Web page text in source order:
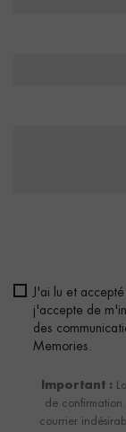
J'ai lu et
j'accepte de
des
Memories.
Important :
de
courrier